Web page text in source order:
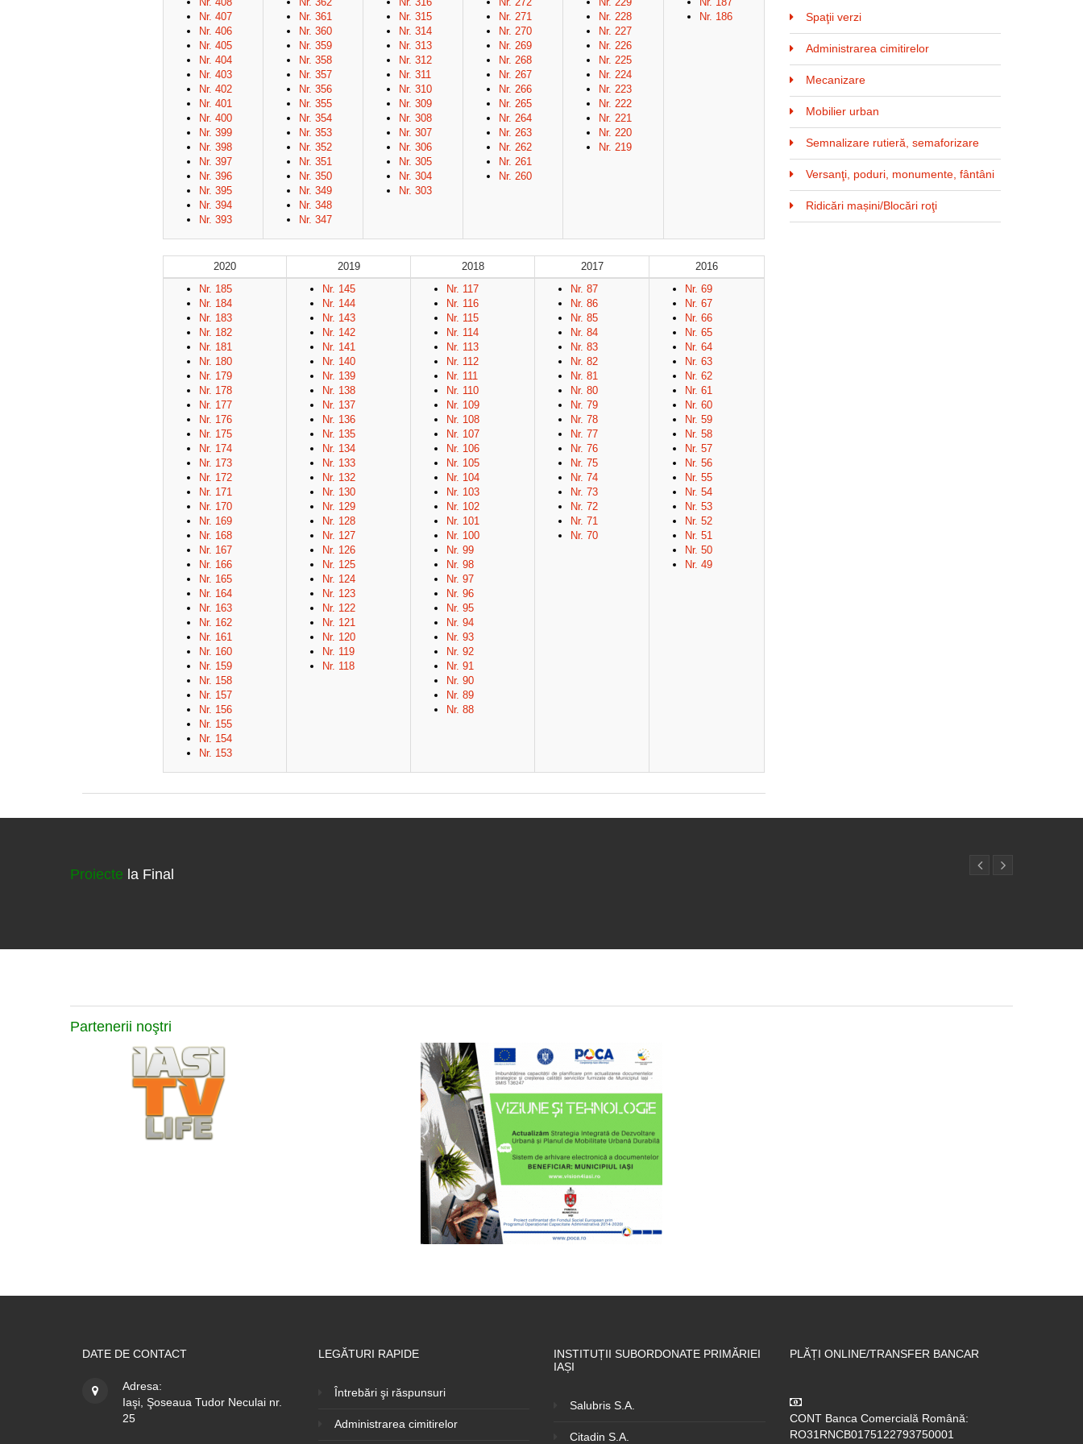
Nr. 407
Nr. 406
Nr. 405
Nr. 404
Nr. 403
Nr. 402
Nr. 401
Nr. 400
Nr. 399
Nr. 398
Nr. 397
Nr. 396
Nr. 395
Nr. 394
Nr. 393
Nr. 361
Nr. 360
Nr. 359
Nr. 358
Nr. 357
Nr. 356
Nr. 355
Nr. 354
Nr. 353
Nr. 352
Nr. 351
Nr. 350
Nr. 349
Nr. 348
Nr. 347
Nr. 315
Nr. 314
Nr. 313
Nr. 312
Nr. 311
Nr. 310
Nr. 309
Nr. 308
Nr. 307
Nr. 306
Nr. 305
Nr. 304
Nr. 303
Nr. 271
Nr. 270
Nr. 269
Nr. 268
Nr. 267
Nr. 266
Nr. 265
Nr. 264
Nr. 263
Nr. 262
Nr. 261
Nr. 260
Nr. 228
Nr. 227
Nr. 226
Nr. 225
Nr. 224
Nr. 223
Nr. 222
Nr. 221
Nr. 220
Nr. 219
Nr. 186
2020 2019 2018 2017
2016
Nr. 185
Nr. 184
Nr. 183
Nr. 182
Nr. 181
Nr. 180
Nr. 179
Nr. 178
Nr. 177
Nr. 176
Nr. 175
Nr. 174
Nr. 173
Nr. 172
Nr. 171
Nr. 170
Nr. 169
Nr. 168
Nr. 167
Nr. 166
Nr. 165
Nr. 164
Nr. 163
Nr. 162
Nr. 161
Nr. 160
Nr. 159
Nr. 158
Nr. 157
Nr. 156
Nr. 155
Nr. 154
Nr. 153
Nr. 145
Nr. 144
Nr. 143
Nr. 142
Nr. 141
Nr. 140
Nr. 139
Nr. 138
Nr. 137
Nr. 136
Nr. 135
Nr. 134
Nr. 133
Nr. 132
Nr. 130
Nr. 129
Nr. 128
Nr. 127
Nr. 126
Nr. 125
Nr. 124
Nr. 123
Nr. 122
Nr. 121
Nr. 120
Nr. 119
Nr. 118
Nr. 117
Nr. 116
Nr. 115
Nr. 114
Nr. 113
Nr. 112
Nr. 111
Nr. 110
Nr. 109
Nr. 108
Nr. 107
Nr. 106
Nr. 105
Nr. 104
Nr. 103
Nr. 102
Nr. 101
Nr. 100
Nr. 99
Nr. 98
Nr. 97
Nr. 96
Nr. 95
Nr. 94
Nr. 93
Nr. 92
Nr. 91
Nr. 90
Nr. 89
Nr. 88
Nr. 87
Nr. 86
Nr. 85
Nr. 84
Nr. 83
Nr. 82
Nr. 81
Nr. 80
Nr. 79
Nr. 78
Nr. 77
Nr. 76
Nr. 75
Nr. 74
Nr. 73
Nr. 72
Nr. 71
Nr. 70
Nr. 69
Nr. 67
Nr. 66
Nr. 65
Nr. 64
Nr. 63
Nr. 62
Nr. 61
Nr. 60
Nr. 59
Nr. 58
Nr. 57
Nr. 56
Nr. 55
Nr. 54
Nr. 53
Nr. 52
Nr. 51
Nr. 50
Nr. 49
Spaţii verzi
Administrarea cimitirelor
Mecanizare
Mobilier urban
Semnalizare rutieră, semaforizare
Versanţi, poduri, monumente, fântâni
Ridicări mașini/Blocări roţi
Proiecte la Final
Partenerii noştri
DATE DE CONTACT
Adresa:
Iaşi, Şoseaua Tudor Neculai nr.
25
LEGĂTURI RAPIDE
Întrebări şi răspunsuri
Administrarea cimitirelor
INSTITUȚII SUBORDONATE PRIMĂRIEI
IAȘI
Salubris S.A.
Citadin S.A.
PLĂȚI ONLINE/TRANSFER BANCAR
CONT Banca Comercială Română:
RO31RNCB0175122793750001